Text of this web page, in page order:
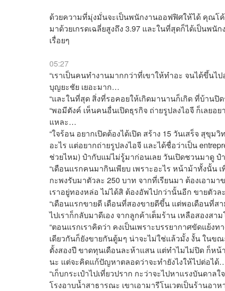
ด้วยความที่มุ่งมั่นจะเป็นพนักงานออฟฟิศให้ได้ คุณโค้
มาด้วยเกรดเฉลี่ยสูงถึง 3.97 และในที่สุดก็ได้เป็นพ
เรื่อยๆ
05:27
“เราเป็นคนทำงานมากกว่าที่เขาให้ทำอะ จนได้ขึ้น
บุญยะชัย เยอะมาก…
“และในที่สุด สิ่งที่รอคอยให้เกิดมานานก็เกิด ที่บ้าน
“พอมีตังค์ เห็นคนอื่นเปิดธุรกิจ ถ่ายรูปลงไอจี ก็เลยอ
แหละ…
“ใจร้อน อยากเปิดต้องได้เปิด สร้าง 15 วันเสร็จ สุขุ
อะไร แต่อยากถ่ายรูปลงไอจี และได้ชื่อว่าเป็น
ช่วยไหม) ป๋ากับแม่ไม่รู้มาก่อนเลย วันเปิดชวนมาดู
“เดือนแรกคนมากินเพียบ เพราะอะไร หน้าม้าทั้งนั้น
กะพงรับมาตัวละ 250 บาท จากที่เรียนมา ต้องเอาม
เราอยู่ทองหล่อ ไม่ได้สิ ต้องอัพไปกว่านั้นอีก ขายตัว
“เดือนแรกขายดี เดือนที่สองขายดีขึ้น แต่พอเดือนที่ส
ไปเราก็กลับมาดีเอง จากลูกค้าเต็มร้าน เหลือสองส
“ตอนแรกเราคิดว่า คงเป็นเพราะบรรยากาศขัดแย้ง
เดียวกันก็ยังขายกันตู้มๆ น่าจะไม่ใช่แล้วมั้ง งั้น ในข
ตั้งสองปี ขาดทุนเดือนละห้าแสน แต่ทำไมไม่ปิด ก็ห
นะ แต่จะคิดแก้ปัญหาตลอดว่าจะทำยังไงให้ไปต่อได้
“เก็บกระเป๋าไปเที่ยวปราก กะว่าจะไปหาแรงบันดาล
โรงอาบน้ำสาธารณะ เขาเอามารีโนเวตเป็นร้านอ